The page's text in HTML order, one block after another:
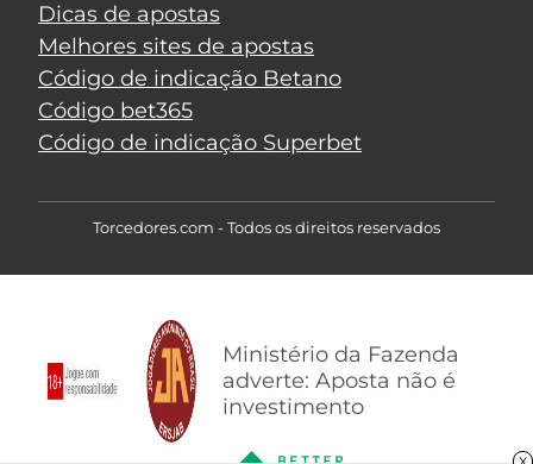
Dicas de apostas
Melhores sites de apostas
Código de indicação Betano
Código bet365
Código de indicação Superbet
Torcedores.com - Todos os direitos reservados
Ministério da Fazenda
adverte: Aposta não é
investimento